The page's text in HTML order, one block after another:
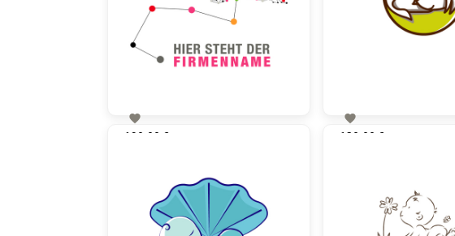

190,00 €

130,00 €